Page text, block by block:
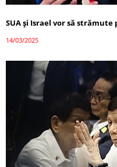
SUA și Israel vor să
14/03/2025